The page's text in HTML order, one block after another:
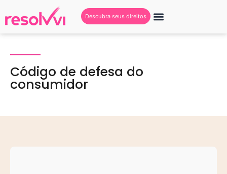
Descubra seus direitos
Código de defesa do
consumidor